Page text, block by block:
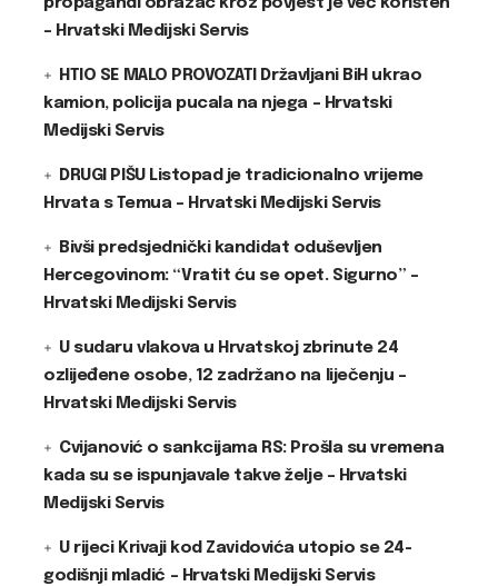
– Hrvatski Medijski Servis
HTIO SE MALO PROVOZATI Državljani BiH ukrao
kamion, policija pucala na njega – Hrvatski
Medijski Servis
DRUGI PIŠU Listopad je tradicionalno vrijeme
Hrvata s Temua – Hrvatski Medijski Servis
Bivši predsjednički kandidat oduševljen
Hercegovinom: “Vratit ću se opet. Sigurno” –
Hrvatski Medijski Servis
U sudaru vlakova u Hrvatskoj zbrinute 24
ozlijeđene osobe, 12 zadržano na liječenju –
Hrvatski Medijski Servis
Cvijanović o sankcijama RS: Prošla su vremena
kada su se ispunjavale takve želje – Hrvatski
Medijski Servis
U rijeci Krivaji kod Zavidovića utopio se 24-
godišnji mladić – Hrvatski Medijski Servis